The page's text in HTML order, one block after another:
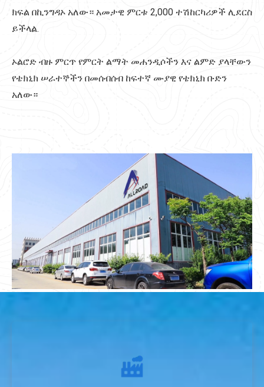
ክፍል በኪንግዳኦ አለው። አመታዊ ምርቱ 2,000 ተሽከርካሪዎች ሊደርስ
ይችላል.
ኦልሮድ ብዙ ምርጥ የምርት ልማት መሐንዲሶችን እና ልምድ ያላቸውን
የቴክኒክ ሠራተኞችን በመሰብሰብ ከፍተኛ ሙያዊ የቴክኒክ ቡድን
አለው።